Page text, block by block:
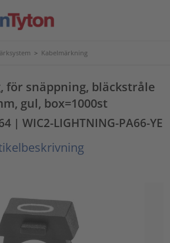
> Kabelmärkning
för snäppning, bläckstråle
gul, box=1000st
| WIC2-LIGHTNING-PA66-YE